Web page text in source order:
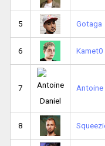
5 Gotaga
6 Kamet0
7 Antoine
8